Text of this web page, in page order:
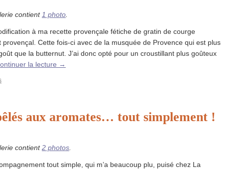
contient 1 photo
à ma recette provençale fétiche de gratin de courge
provençal. Cette fois-ci avec de la musquée de Provence qui est plus
que la butternut. J’ai donc opté pour un croustillant plus goûteux
la lecture →
aux aromates… tout simplement !
contient2 photos
tout simple, qui m’a beaucoup plu, puisé chez La